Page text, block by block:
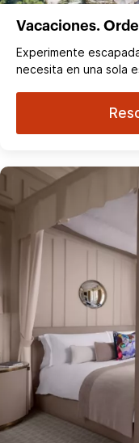
Vacaciones.
Experimente
necesita en una sola